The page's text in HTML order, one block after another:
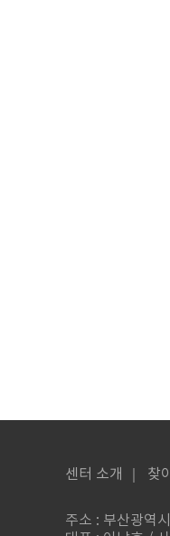
센터 소개 찾
주소 : 부산광역